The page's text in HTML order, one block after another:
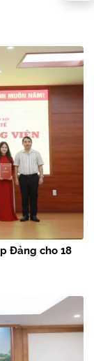
Đảng cho 18